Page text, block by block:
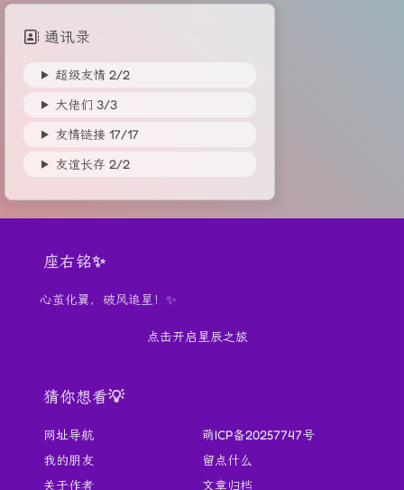
通讯录
超级友情2/2
大佬们 3/3
友情链接17/17
友谊长存 2/2
座右铭✨
心茧化翼，破风追星！✨
点击开启星辰之旅
猜你想看💡
网址导航
萌ICP备20257747号
我的朋友
留点什么
关于作者
文章归档